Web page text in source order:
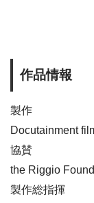
作品情報
製作
Docutainment
協賛
the Riggio
製作総指揮